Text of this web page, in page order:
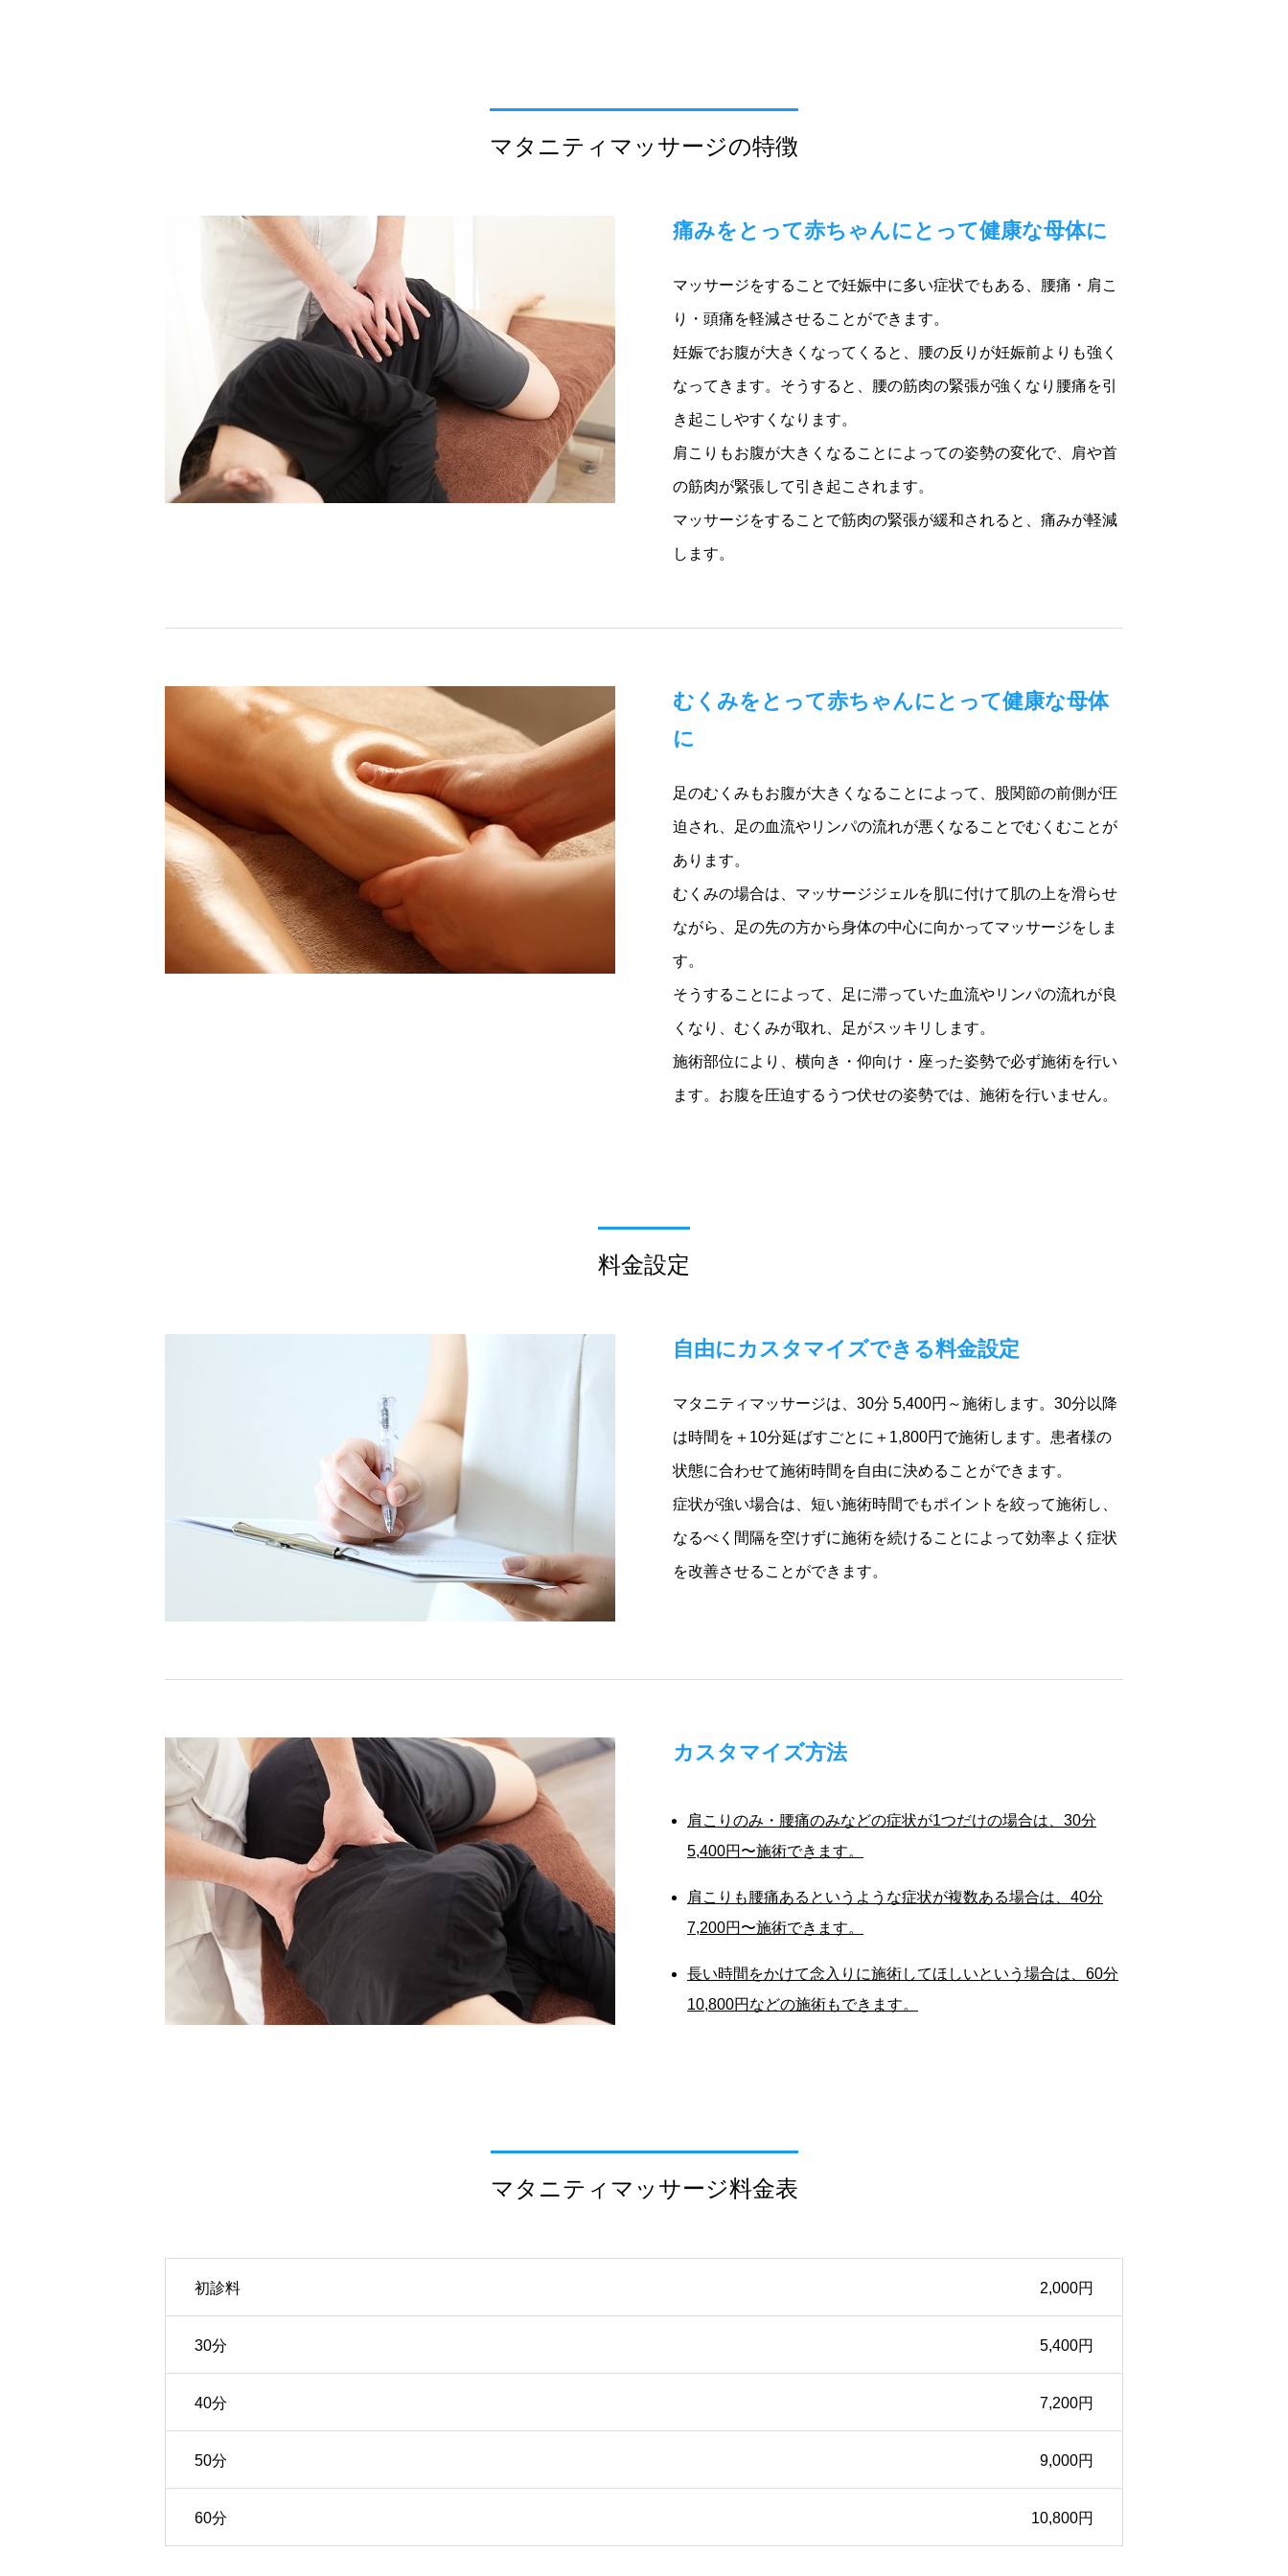
マタニティマッサージの特徴
痛みをとって赤ちゃんにとって健康な母体に
マッサージをすることで妊娠中に多い症状でもある、腰痛・肩こ
り・頭痛を軽減させることができます。
妊娠でお腹が大きくなってくると、腰の反りが妊娠前よりも強く
なってきます。そうすると、腰の筋肉の緊張が強くなり腰痛を引
き起こしやすくなります。
肩こりもお腹が大きくなることによっての姿勢の変化で、肩や首
の筋肉が緊張して引き起こされます。
マッサージをすることで筋肉の緊張が緩和されると、痛みが軽減
します。
むくみをとって赤ちゃんにとって健康な母体
に
足のむくみもお腹が大きくなることによって、股関節の前側が圧
迫され、足の血流やリンパの流れが悪くなることでむくむことが
あります。
むくみの場合は、マッサージジェルを肌に付けて肌の上を滑らせ
ながら、足の先の方から身体の中心に向かってマッサージをしま
す。
そうすることによって、足に滞っていた血流やリンパの流れが良
くなり、むくみが取れ、足がスッキリします。
施術部位により、横向き・仰向け・座った姿勢で必ず施術を行い
ます。お腹を圧迫するうつ伏せの姿勢では、施術を行いません。
料金設定
自由にカスタマイズできる料金設定
マタニティマッサージは、30分 5,400円～施術します。30分以降
は時間を＋10分延ばすごとに＋1,800円で施術します。患者様の
状態に合わせて施術時間を自由に決めることができます。
症状が強い場合は、短い施術時間でもポイントを絞って施術し、
なるべく間隔を空けずに施術を続けることによって効率よく症状
を改善させることができます。
カスタマイズ方法
肩こりのみ・腰痛のみなどの症状が1つだけの場合は、30分
5,400円〜施術できます。
肩こりも腰痛あるというような症状が複数ある場合は、40分
7,200円〜施術できます。
長い時間をかけて念入りに施術してほしいという場合は、60分
10,800円などの施術もできます。
マタニティマッサージ料金表
初診料 2,000円
30分 5,400円
40分 7,200円
50分 9,000円
60分 10,800円